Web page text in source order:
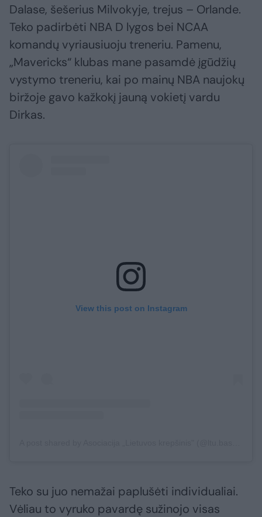
Dalase, šešerius Milvokyje, trejus – Orlande.
Teko padirbėti NBA D lygos bei NCAA
komandų vyriausiuoju treneriu. Pamenu,
„Mavericks“ klubas mane pasamdė įgūdžių
vystymo treneriu, kai po mainų NBA naujokų
biržoje gavo kažkokį jauną vokietį vardu
Dirkas.
View this post on Instagram
Teko su juo nemažai paplušėti individualiai.
Vėliau to vyruko pavardę sužinojo visas